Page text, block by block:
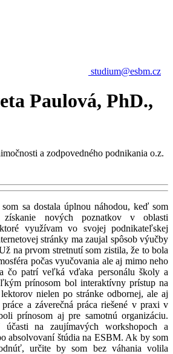
studium@esbm.cz
Paulová, PhD.,
a zodpovedného podnikania o.z.
sa dostala úplnou náhodou, keď som
nových poznatkov v oblasti
využívam vo svojej podnikateľskej
stránky ma zaujal spôsob výučby
na prvom stretnutí som zistila, že to bola
počas vyučovania ale aj mimo neho
čo patrí veľká vďaka personálu školy a
prínosom bol interaktívny prístup na
nielen po stránke odbornej, ale aj
práce a záverečná práca riešené v praxi v
prínosom aj pre samotnú organizáciu.
na zaujímavých workshopoch a
absolvovaní štúdia na ESBM. Ak by som
určite by som bez váhania volila